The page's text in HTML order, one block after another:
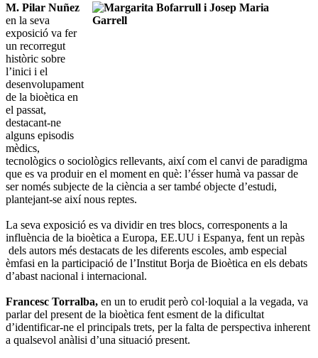
M. Pilar Nuñez
en la seva
exposició va fer
un recorregut
històric sobre
l’inici i el
desenvolupament
de la bioètica en
el passat,
destacant-ne
alguns episodis
mèdics,
tecnològics o sociològics rellevants, així com el canvi de paradigma
que es va produir en el moment en què: l’ésser humà va passar de
ser només subjecte de la ciència a ser també objecte d’estudi,
plantejant-se així nous reptes.
La seva exposició es va dividir en tres blocs, corresponents a la
influència de la bioètica a Europa, EE.UU i Espanya, fent un repàs
dels autors més destacats de les diferents escoles, amb especial
èmfasi en la participació de l’Institut Borja de Bioètica en els debats
d’abast nacional i internacional.
Francesc Torralba, en un to erudit però col·loquial a la vegada, va
parlar del present de la bioètica fent esment de la dificultat
d’identificar-ne el principals trets, per la falta de perspectiva inherent
a qualsevol anàlisi d’una situació present.